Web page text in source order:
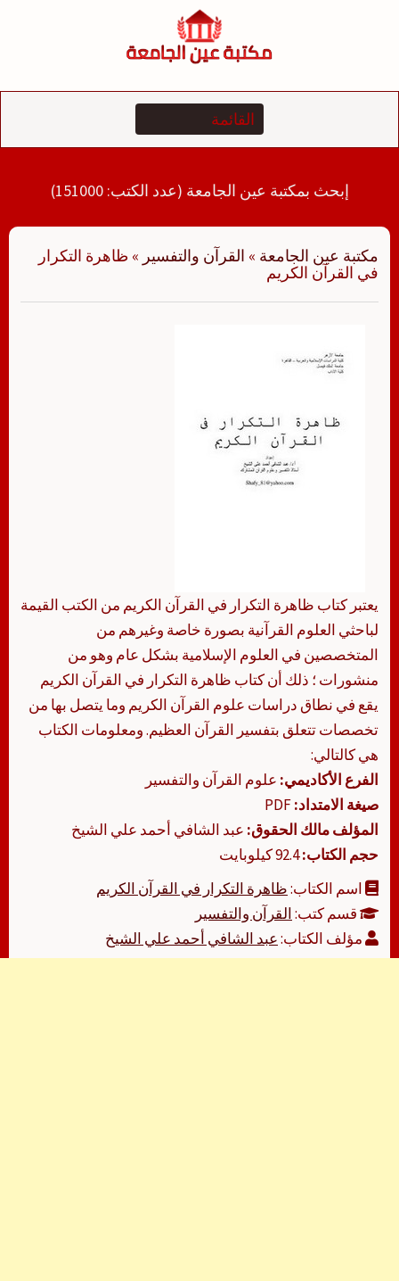
إبحث بمكتبة عين الجامعة (عدد الكتب: 151000)
مكتبة عين الجامعة » القرآن والتفسير » ظاهرة التكرار
في القرآن الكريم
يعتبر كتاب ظاهرة التكرار في القرآن الكريم من الكتب القيمة
لباحثي العلوم القرآنية بصورة خاصة وغيرهم من
المتخصصين في العلوم الإسلامية بشكل عام وهو من
منشورات ؛ ذلك أن كتاب ظاهرة التكرار في القرآن الكريم
يقع في نطاق دراسات علوم القرآن الكريم وما يتصل بها من
تخصصات تتعلق بتفسير القرآن العظيم. ومعلومات الكتاب
هي كالتالي:
الفرع الأكاديمي: علوم القرآن والتفسير
صيغة الامتداد:
المؤلف مالك الحقوق: عبد الشافي أحمد علي الشيخ
حجم الكتاب:92.4 كيلوبايت
اسم الكتاب:ظاهرة التكرار في القرآن الكريم
قسم كتب:القرآن والتفسير
مؤلف الكتاب:عبد الشافي أحمد علي الشيخ